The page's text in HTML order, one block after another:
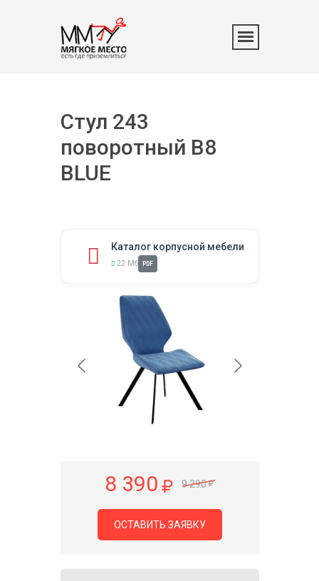
Стул 243
поворотный B8
BLUE
Каталог корпусной мебели
22 Мб PDF
8 390 9 290
ОСТАВИТЬ ЗАЯВКУ